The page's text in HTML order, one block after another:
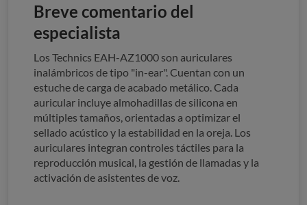
Breve comentario del
especialista
Los Technics EAH-AZ1000 son auriculares
inalámbricos de tipo "in-ear". Cuentan con un
estuche de carga de acabado metálico. Cada
auricular incluye almohadillas de silicona en
múltiples tamaños, orientadas a optimizar el
sellado acústico y la estabilidad en la oreja. Los
auriculares integran controles táctiles para la
reproducción musical, la gestión de llamadas y la
activación de asistentes de voz.